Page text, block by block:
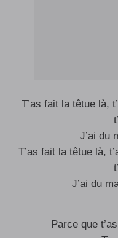
T’as fait la têtue là,
J’ai du
T’as fait la têtue là,
J’ai du
Parce que